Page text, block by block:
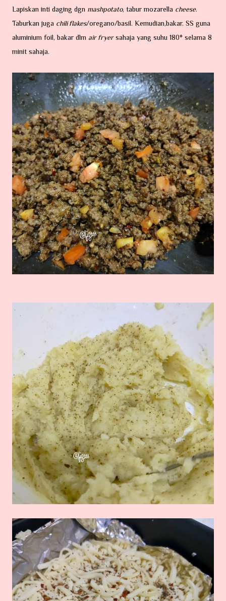
Lapiskan inti daging dgn mashpotato, tabur mozarella cheese.
Taburkan juga chili flakes/oregano/basil. Kemudian,bakar. SS guna
aluminium foil, bakar dlm air fryersahaja yang suhu 180° selama 8
minit sahaja.